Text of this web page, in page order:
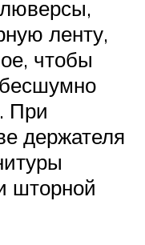
ленту,
чтобы
При
держателя
шторной